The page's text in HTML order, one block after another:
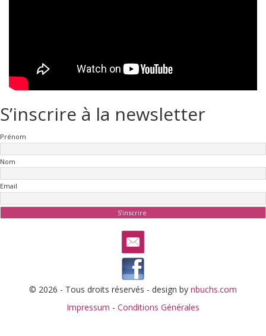
S’inscrire à la newsletter
Prénom
Nom
Email
© 2026 - Tous droits réservés - design by nbuchs.com
Impressum - Conditions Générales